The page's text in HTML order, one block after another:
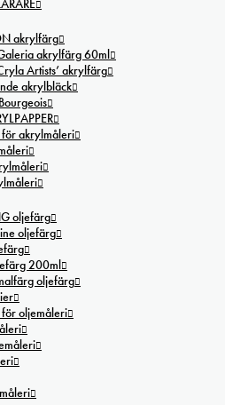
akrylfärg
akrylfärg 60ml
Artists’ akrylfärg
akrylbläck
akrylmåleri
oljefärg
oljefärg
200ml
oljefärg
oljemåleri